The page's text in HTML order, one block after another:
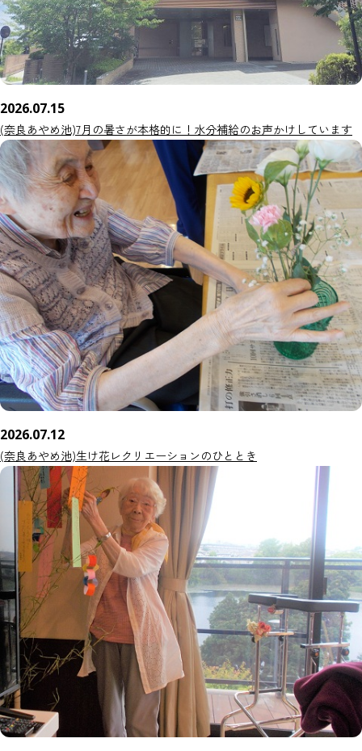
2026.07.15
(奈良あやめ池)7月の暑さが本格的に！水分補給のお声かけしています
2026.07.12
(奈良あやめ池)生け花レクリエーションのひととき